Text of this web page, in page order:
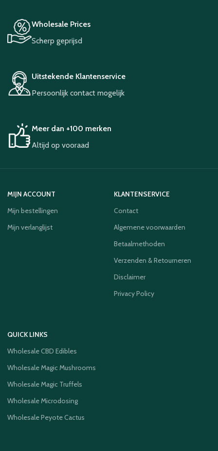
Wholesale Prices
Scherp geprijsd
Uitstekende Klantenservice
Persoonlijk contact mogelijk
Meer dan +100 merken
Altijd op vooraad
MIJN ACCOUNT
Mijn bestellingen
Mijn verlanglijst
KLANTENSERVICE
Contact
Algemene voorwaarden
Betaalmethoden
Verzenden & Retourneren
Disclaimer
Privacy Policy
QUICK LINKS
Wholesale CBD Edibles
Wholesale Magic Mushrooms
Wholesale Magic Truffels
Wholesale Microdosing
Wholesale Peyote Cactus